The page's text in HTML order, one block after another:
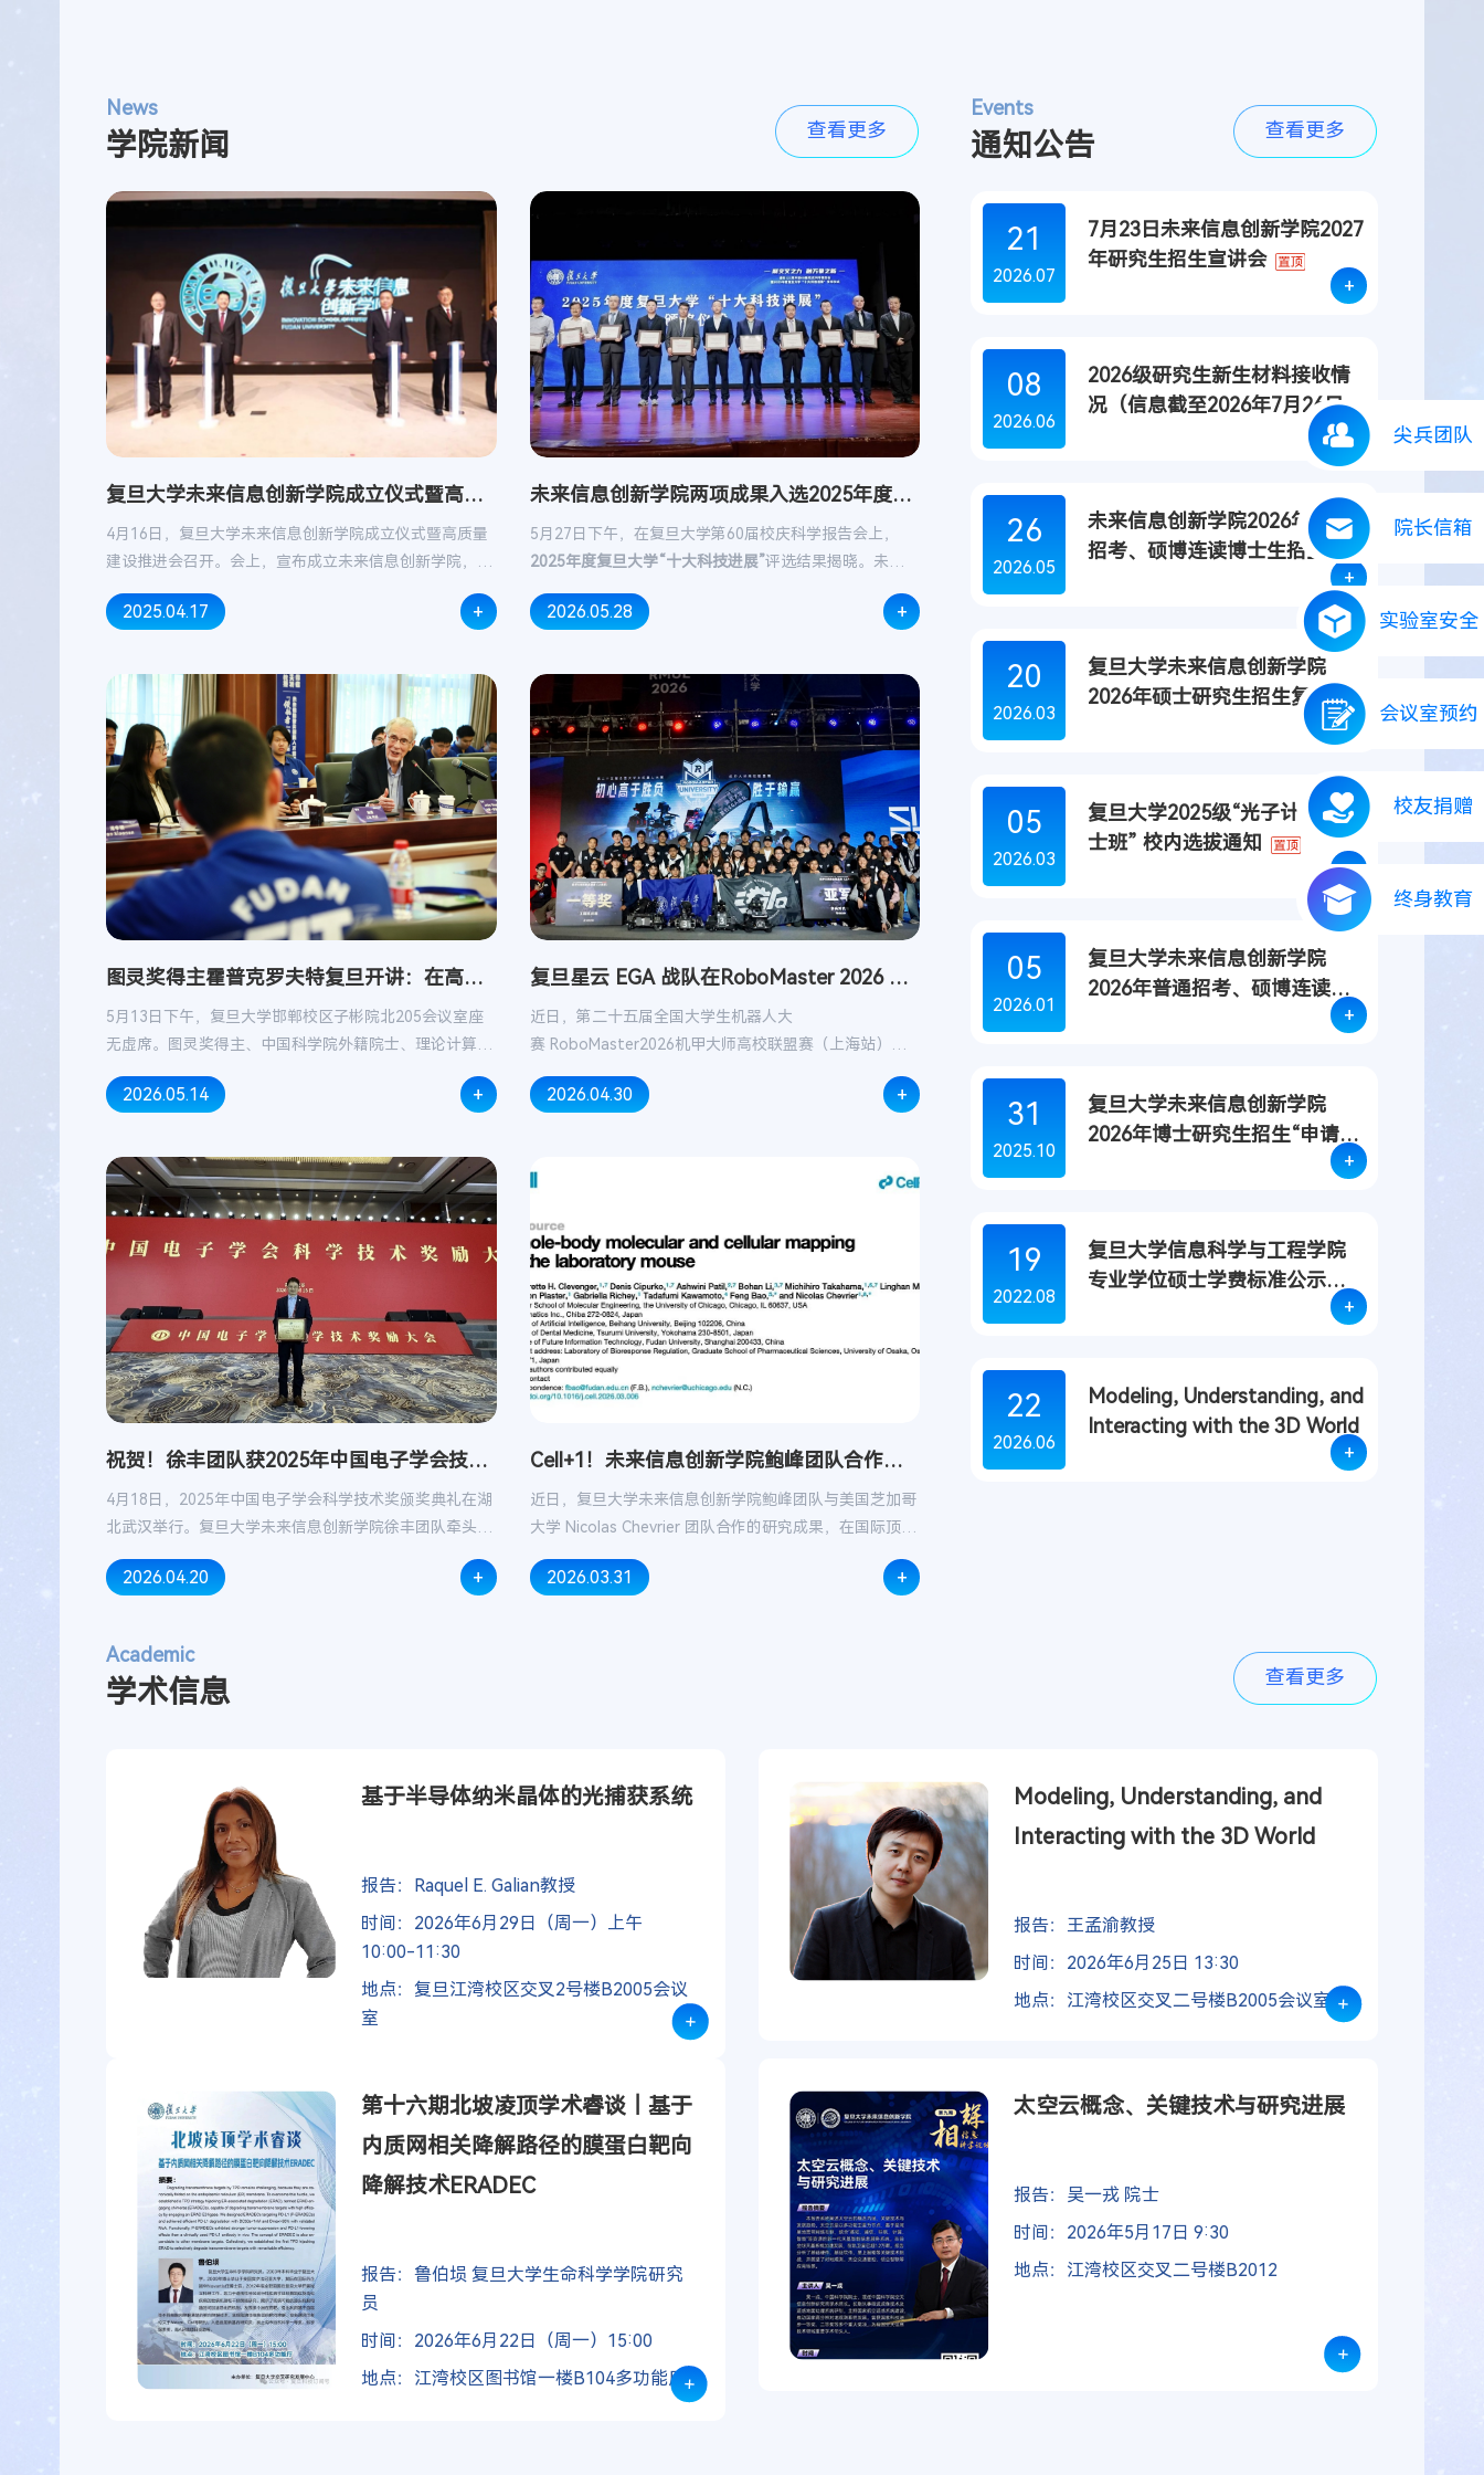
尖兵团队
院长信箱
实验室安全
会议室预约
校友捐赠
终身教育
News
学院新闻 查看更多
复旦大学未来信息创新学院成立仪式暨高质
4月16日，复旦大学未来信息创新学院成立仪式暨高质量
建设推进会召开。会上，宣布成立未来信息创新学院，副
2025.04.17 +
未来信息创新学院两项成果入选2025年度复
5月27日下午，在复旦大学第60届校庆科学报告会上，
2025年度复旦大学“十大科技进展”评选结果揭晓。未来信
及超高速超长距离系统应用”入选2025年复旦大学“十大科
器人关键技术与装备”获2025年度复旦大学“十大科技进
展”提名。
2026.05.28 +
图灵奖得主霍普克罗夫特复旦开讲：在高维
5月13日下午，复旦大学邯郸校区子彬院北205会议室座
无虚席。图灵奖得主、中国科学院外籍院士、理论计算机
漓的主旨演讲，为复旦大学未来信息创新学院等优秀学子
2026.05.14 +
复旦星云 EGA 战队在RoboMaster 2026 上
近日，第二十五届全国大学生机器人大
赛 RoboMaster2026机甲大师高校联盟赛（上海站）在
会、教务处、未来信息创新学院联合牵头，由电子信息、
角逐中获3v3对抗赛、步兵对抗赛、工程挑战赛比赛一等
奖的战队尽显复旦学子综合实力与竞技风采！
2026.04.30 +
祝贺！徐丰团队获2025年中国电子学会技术
4月18日，2025年中国电子学会科学技术奖颁奖典礼在湖
北武汉举行。复旦大学未来信息创新学院徐丰团队牵头的
获得中国电子学会科学技术奖（技术发明类）一等奖。
2026.04.20 +
Cell+1！未来信息创新学院鲍峰团队合作绘
近日，复旦大学未来信息创新学院鲍峰团队与美国芝加哥
大学 Nicolas Chevrier 团队合作的研究成果，在国际顶级
小鼠全身的单细胞分辨率空间转录组图谱开发了兼具实验
2026.03.31 +
Events
通知公告 查看更多
21
2026.07
7月23日未来信息创新学院2027
年研究生招生宣讲会
+
08
2026.06
2026级研究生新生材料接收情
况（信息截至2026年7月26日）
+
26
2026.05
未来信息创新学院2026年普通
招考、硕博连读博士生招生进
+
20
2026.03
复旦大学未来信息创新学院
2026年硕士研究生招生复试工
+
05
2026.03
复旦大学2025级“光子计划-院
士班” 校内选拔通知
+
05
2026.01
复旦大学未来信息创新学院
2026年普通招考、硕博连读博
士生招生进入复试考生名单 +
31
2025.10
复旦大学未来信息创新学院
2026年博士研究生招生“申请-
+
19
2022.08
复旦大学信息科学与工程学院
专业学位硕士学费标准公示
+
22
2026.06
Modeling, Understanding, and
Interacting with the 3D World
+
Academic
学术信息 查看更多
基于半导体纳米晶体的光捕获系统
报告：Raquel E. Galian教授
时间：2026年6月29日（周一）上午
10:00-11:30
地点：复旦江湾校区交叉2号楼B2005会议
室
+
Modeling, Understanding, and
Interacting with the 3D World
报告：王孟渝教授
时间：2026年6月25日 13:30
地点：江湾校区交叉二号楼B2005会议室 +
第十六期北坡凌顶学术睿谈｜基于
内质网相关降解路径的膜蛋白靶向
降解技术ERADEC
报告：鲁伯埙 复旦大学生命科学学院研究
员
时间：2026年6月22日（周一）15:00
地点：江湾校区图书馆一楼B104多功能厅+
太空云概念、关键技术与研究进展
报告：吴一戎 院士
时间：2026年5月17日 9:30
地点：江湾校区交叉二号楼B2012
+